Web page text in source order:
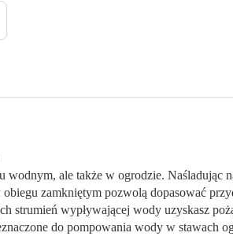
ale także w ogrodzie. Naśladując
zamkniętym pozwolą dopasować
strumień wypływającej wody uzyskasz
do pompowania wody w stawach